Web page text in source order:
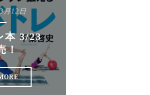
月12日
本 3/23
！